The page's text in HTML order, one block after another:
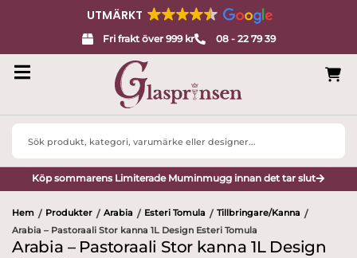
UTMÄRKT
Fri frakt över 999 kr 08 - 22 79 39
Search
Köp sommarens Limiterade Muminmugg innan det tar slut
Hem / Produkter / Arabia / Esteri Tomula / Tillbringare/Kanna /
Arabia – Pastoraali Stor kanna 1L Design Esteri Tomula
Arabia – Pastoraali Stor kanna 1L Design